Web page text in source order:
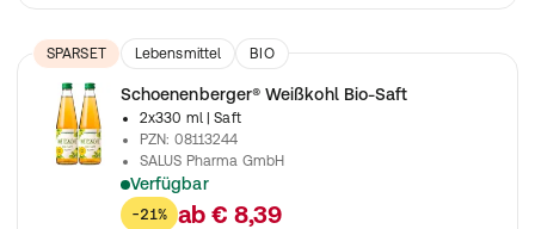
SPARSET Lebensmittel BIO
Schoenenberger® Weißkohl Bio-Saft
2x330 ml
| Saft
PZN: 08113244
SALUS Pharma GmbH
Verfügbar
reiner Presssaft aus frischem, unvergorenem Weißkohl
-21% ab € 8,39